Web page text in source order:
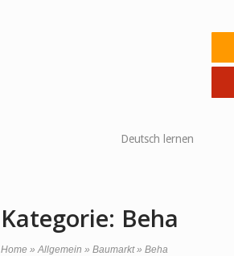
Home
Deutsch lernen
Kategorie: Beha
Home » Allgemein » Baumarkt » Beha